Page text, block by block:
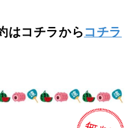
はコチラからコチラ